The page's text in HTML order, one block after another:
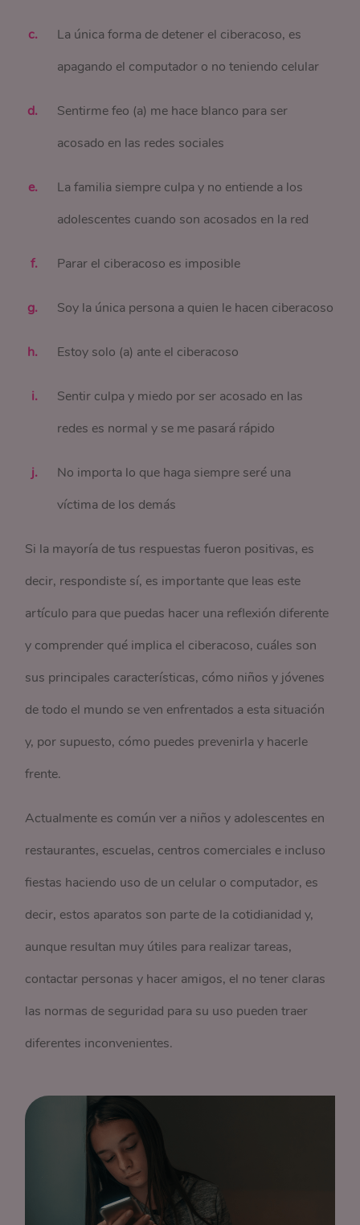
La única forma de detener el ciberacoso, es
apagando el computador o no teniendo celular
Sentirme feo (a) me hace blanco para ser
acosado en las redes sociales
La familia siempre culpa y no entiende a los
adolescentes cuando son acosados en la red
Parar el ciberacoso es imposible
Soy la única persona a quien le hacen ciberacoso
Estoy solo (a) ante el ciberacoso
Sentir culpa y miedo por ser acosado en las
redes es normal y se me pasará rápido
No importa lo que haga siempre seré una
víctima de los demás
Si la mayoría de tus respuestas fueron positivas, es
decir, respondiste sí, es importante que leas este
artículo para que puedas hacer una reflexión diferente
y comprender qué implica el ciberacoso, cuáles son
sus principales características, cómo niños y jóvenes
de todo el mundo se ven enfrentados a esta situación
y, por supuesto, cómo puedes prevenirla y hacerle
frente.
Actualmente es común ver a niños y adolescentes en
restaurantes, escuelas, centros comerciales e incluso
fiestas haciendo uso de un celular o computador, es
decir, estos aparatos son parte de la cotidianidad y,
aunque resultan muy útiles para realizar tareas,
contactar personas y hacer amigos, el no tener claras
las normas de seguridad para su uso pueden traer
diferentes inconvenientes.